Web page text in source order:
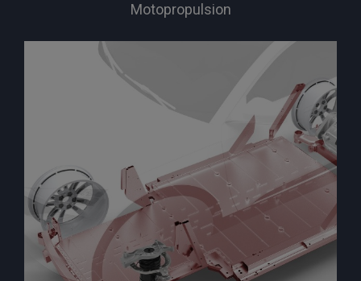
Motopropulsion